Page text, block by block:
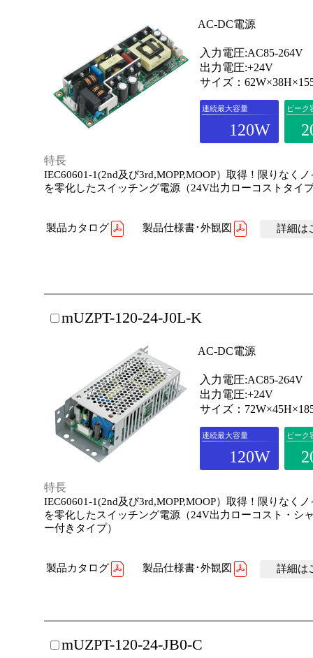
AC-DC電源
入力電圧:AC85-264V
出力電圧:+24V
サイズ：
連続最大容量
120W
ピーク
特長
IEC60601-1(2nd及び3rd,MOPP,MOOP）取得！限りなく
を零化したスイッチング電源（24V出力ローコストタイ
製品カタログ 製品仕様書･外観図 詳細は
mUZPT-120-24-J0L-K
AC-DC電源
入力電圧:AC85-264V
出力電圧:+24V
サイズ：
連続最大容量
120W
ピーク
特長
IEC60601-1(2nd及び3rd,MOPP,MOOP）取得！限りなく
を零化したスイッチング電源（24V出力ローコスト・シ
ー付きタイプ）
製品カタログ 製品仕様書･外観図 詳細は
mUZPT-120-24-JB0-C